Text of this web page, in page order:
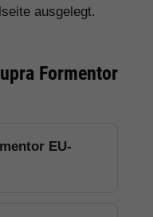
ausgelegt.
Formentor
EU-